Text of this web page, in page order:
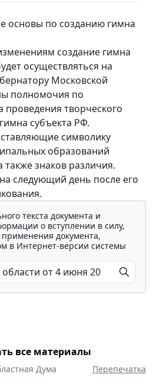
основы по созданию гимна
создание гимна
осуществляться на
Московской
полномочия по
проведения творческого
субъекта РФ.
символику
образований
знаков различия.
следующий день после его
текста документа и
о вступлении в силу,
документа,
в Интернет-версии системы
все материалы
Дума Перепечатка